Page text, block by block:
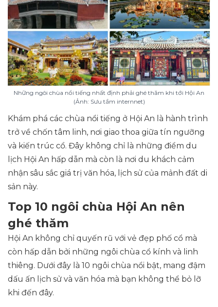
Những ngôi chùa nổi tiếng nhất định phải ghé thăm khi tới Hội An
(Ảnh: Sưu tầm internnet)
Khám phá các chùa nổi tiếng ở Hội An là hành trình
trở về chốn tâm linh, nơi giao thoa giữa tín ngưỡng
và kiến trúc cổ. Đây không chỉ là những điểm du
lịch Hội An hấp dẫn mà còn là nơi du khách cảm
nhận sâu sắc giá trị văn hóa, lịch sử của mảnh đất di
sản này.
Top 10 ngôi chùa Hội An nên
ghé thăm
Hội An không chỉ quyến rũ với vẻ đẹp phố cổ mà
còn hấp dẫn bởi những ngôi chùa cổ kính và linh
thiêng. Dưới đây là 10 ngôi chùa nổi bật, mang đậm
dấu ấn lịch sử và văn hóa mà bạn không thể bỏ lỡ
khi đến đây.